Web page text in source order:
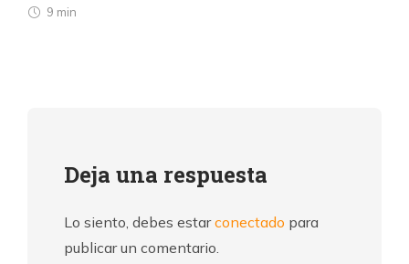
9 min
Deja una respuesta
Lo siento, debes estarconectado para
publicar un comentario.